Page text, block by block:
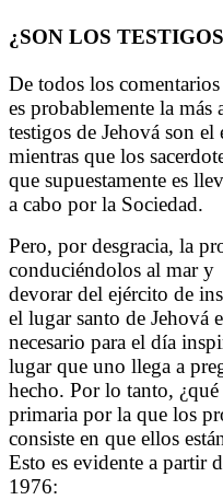
¿SON LOS
De todos los
es probablemente la
testigos de Jehová son
mientras que los
que supuestamente es
a cabo por la Sociedad.
Pero, por desgracia, la
conduciéndolos al mar y
devorar del ejército de
el lugar santo de Jehová
necesario para el día
lugar que uno llega a
hecho. Por lo tanto,
primaria por la que los
consiste en que ellos
Esto es evidente a partir
1976: